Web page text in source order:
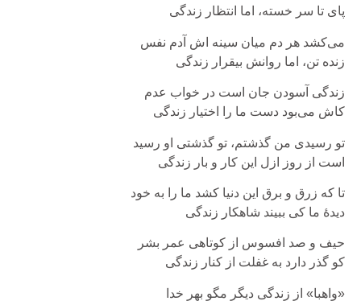
پای تا سر خسته، اما انتظار زندگی
می‌کشد هر دم میان سینه اش آدم نفس
زنده تن، اما روانش بیقرار زندگی
زندگی آسودن جان است در خواب عدم
کاش می‌بود دست ما را اختیار زندگی
تو رسیدی من گذشتم، تو گذشتی او رسید
است از روز ازل این کار و بار زندگی
تا که زرق و برق این دنیا کشد ما را به خود
دیدۀ ما کی ببیند شاهکار زندگی
حیف و صد افسوس از کوتاهی عمر بشر
کو گذر دارد به غفلت از کنار زندگی
«واهبا» از زندگی دیگر مگو بهر خدا